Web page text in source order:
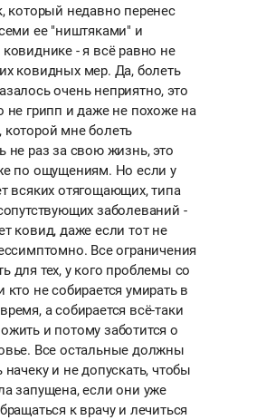
который недавно перенес
ее "ништяками" и
- я всё равно не
ковидных мер. Да, болеть
очень неприятно, это
не грипп и даже не похоже на
мне болеть
не раз за свою жизнь, это
по ощущениям. Но если у
всяких отягощающих, типа
заболеваний -
ковид, даже если тот не
Все ограничения
для тех, у кого проблемы со
кто не собирается умирать в
а собирается всё-таки
и потому заботится о
Все остальные должны
начеку и не допускать, чтобы
запущена, если они уже
к врачу и лечиться